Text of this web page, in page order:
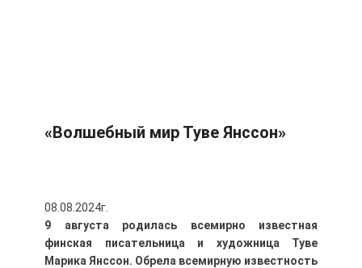
«Волшебный мир Туве Янссон»
08.08.2024г.
9 августа родилась всемирно известная
финская писательница и художница Туве
Марика Янссон. Обрела всемирную известность